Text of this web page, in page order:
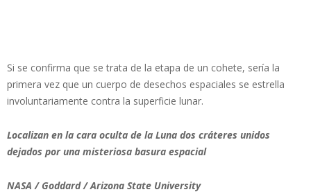
Si se confirma que se trata de la etapa de un cohete, sería la
primera vez que un cuerpo de desechos espaciales se estrella
involuntariamente contra la superficie lunar.
Localizan en la cara oculta de la Luna dos cráteres unidos
dejados por una misteriosa basura espacial
NASA / Goddard / Arizona State University